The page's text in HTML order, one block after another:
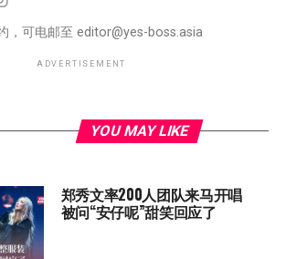
，可电邮至 editor@yes-boss.asia
ADVERTISEMENT
YOU MAY LIKE
郑秀文率200人团队来马开唱
被问“安仔呢”甜笑回应了